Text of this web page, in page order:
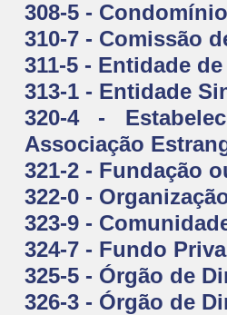
308-5 -
310-7 - Comissão
311-5 - Entidade
313-1 - Entidade
320-4 -
Associação
321-2 - Fundação
322-0 -
323-9 -
324-7 - Fundo
325-5 - Órgão de
326-3 - Órgão de